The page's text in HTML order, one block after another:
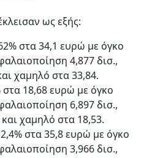
ως εξής:
στα 34,1 ευρώ με όγκο
4,877 δισ.,
χαμηλό στα 33,84.
στα 18,68 ευρώ με όγκο
6,897 δισ.,
χαμηλό στα 18,53.
στα 35,8 ευρώ με όγκο
3,966 δισ.,